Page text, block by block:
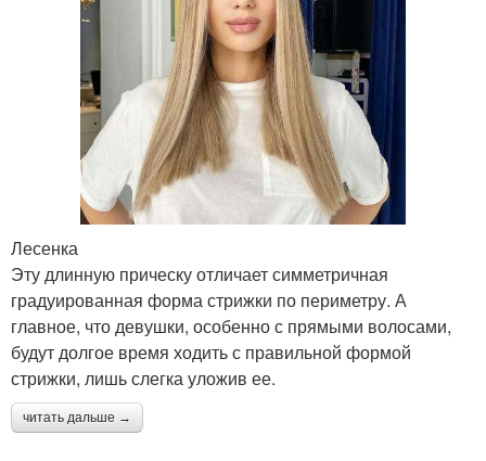
Лесенка
Эту длинную прическу отличает симметричная
градуированная форма стрижки по периметру. А
главное, что девушки, особенно с прямыми волосами,
будут долгое время ходить с правильной формой
стрижки, лишь слегка уложив ее.
читать дальше →